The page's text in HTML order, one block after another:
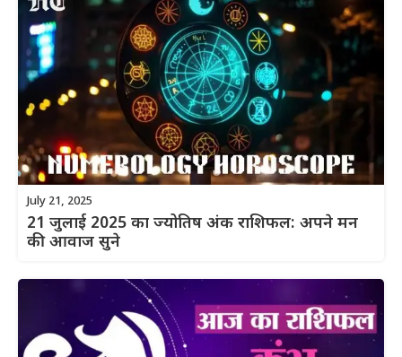
July 21, 2025
21 जुलाई 2025 का ज्योतिष अंक राशिफल: अपने मन
की आवाज सुने